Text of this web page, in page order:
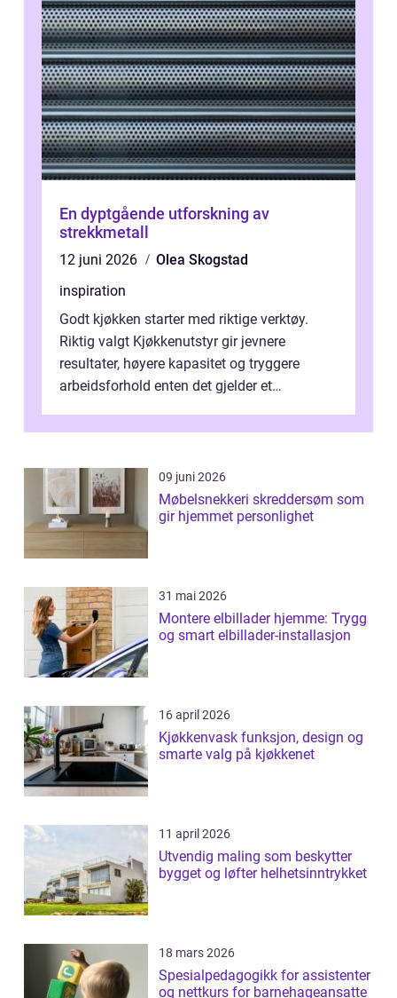
En dyptgående utforskning av
strekkmetall
12 juni 2026
Olea Skogstad
inspiration
Godt kjøkken starter med riktige verktøy.
Riktig valgt Kjøkkenutstyr gir jevnere
resultater, høyere kapasitet og tryggere
arbeidsforhold enten det gjelder et
09 juni 2026
Møbelsnekkeri skreddersøm som
gir hjemmet personlighet
31 mai 2026
Montere elbillader hjemme: Trygg
og smart elbillader-installasjon
16 april 2026
Kjøkkenvask funksjon, design og
smarte valg på kjøkkenet
11 april 2026
Utvendig maling som beskytter
bygget og løfter helhetsinntrykket
18 mars 2026
Spesialpedagogikk for assistenter
og nettkurs for barnehageansatte